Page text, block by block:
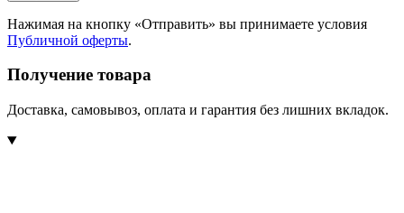
Нажимая на кнопку «Отправить» вы принимаете условия
Публичной оферты.
Получение товара
Доставка, самовывоз, оплата и гарантия без лишних вкладок.